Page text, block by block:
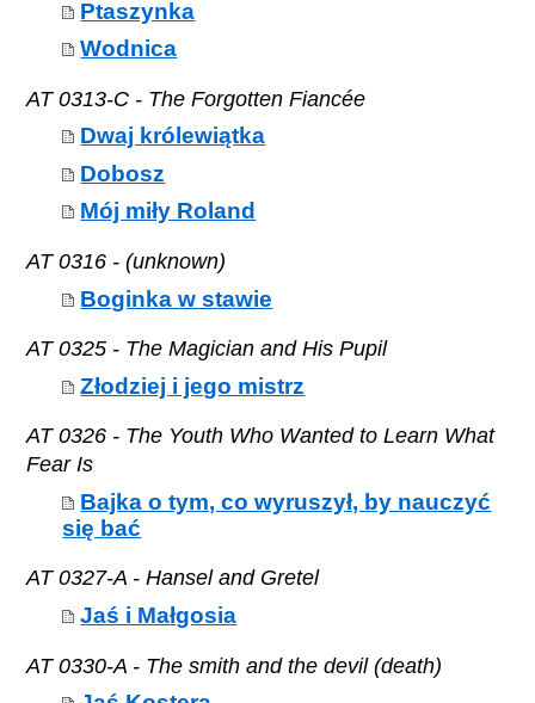
Ptaszynka
Wodnica
AT 0313-C - The Forgotten Fiancée
Dwaj królewiątka
Dobosz
Mój miły Roland
AT 0316 - (unknown)
Boginka w stawie
AT 0325 - The Magician and His Pupil
Złodziej i jego mistrz
AT 0326 - The Youth Who Wanted to Learn What
Fear Is
Bajka o tym, co wyruszył, by nauczyć
się bać
AT 0327-A - Hansel and Gretel
Jaś i Małgosia
AT 0330-A - The smith and the devil (death)